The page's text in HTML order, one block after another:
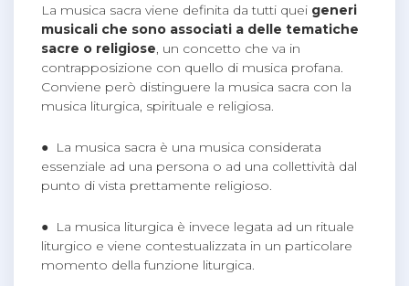
La musica sacra viene definita da tutti quei generi
musicali che sono associati a delle tematiche
sacre o religiose, un concetto che va in
contrapposizione con quello di musica profana.
Conviene però distinguere la musica sacra con la
musica liturgica, spirituale e religiosa.
● La musica sacra è una musica considerata
essenziale ad una persona o ad una collettività dal
punto di vista prettamente religioso.
● La musica liturgica è invece legata ad un rituale
liturgico e viene contestualizzata in un particolare
momento della funzione liturgica.